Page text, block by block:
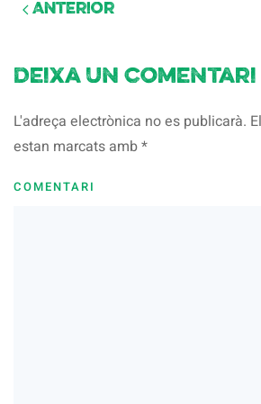
Anterior
Deixa un comentari
L'adreça electrònica no es publicarà.
estan marcats amb*
COMENTARI